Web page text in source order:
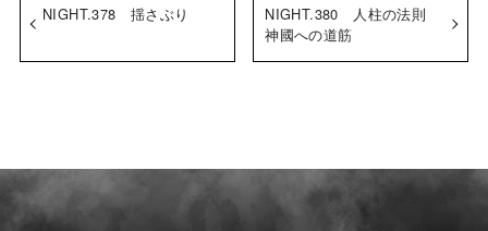
NIGHT.378 揺さぶり
NIGHT.380 人柱の法則
神國への道筋